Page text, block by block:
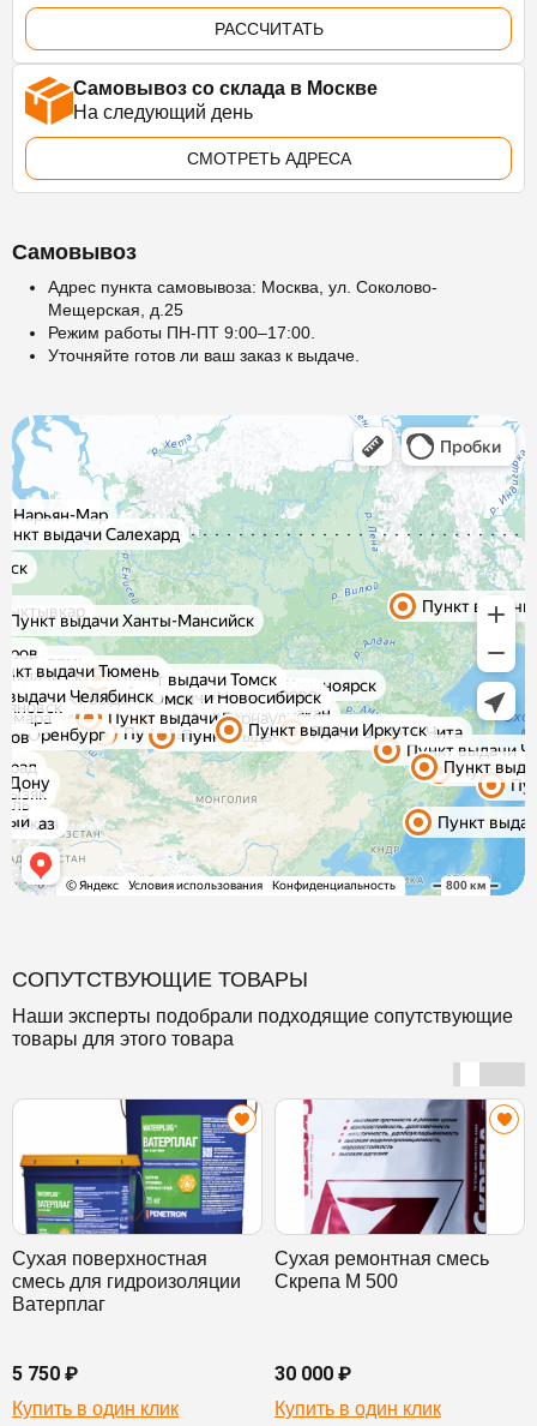
РАССЧИТАТЬ
Самовывоз со склада в Москве
На следующий день
СМОТРЕТЬ АДРЕСА
Самовывоз
Адрес пункта самовывоза: Москва, ул. Соколово-
Мещерская, д.25
Режим работы ПН-ПТ 9:00–17:00.
Уточняйте готов ли ваш заказ к выдаче.
СОПУТСТВУЮЩИЕ ТОВАРЫ
Наши эксперты подобрали подходящие сопутствующие
товары для этого товара
Сухая поверхностная
смесь для гидроизоляции
Ватерплаг
5 750 ₽
Купить в один клик
Сухая ремонтная смесь
Скрепа М 500
30 000 ₽
Купить в один клик